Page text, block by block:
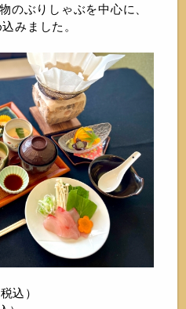
のぶりしゃぶを中心に、
みました。
込）